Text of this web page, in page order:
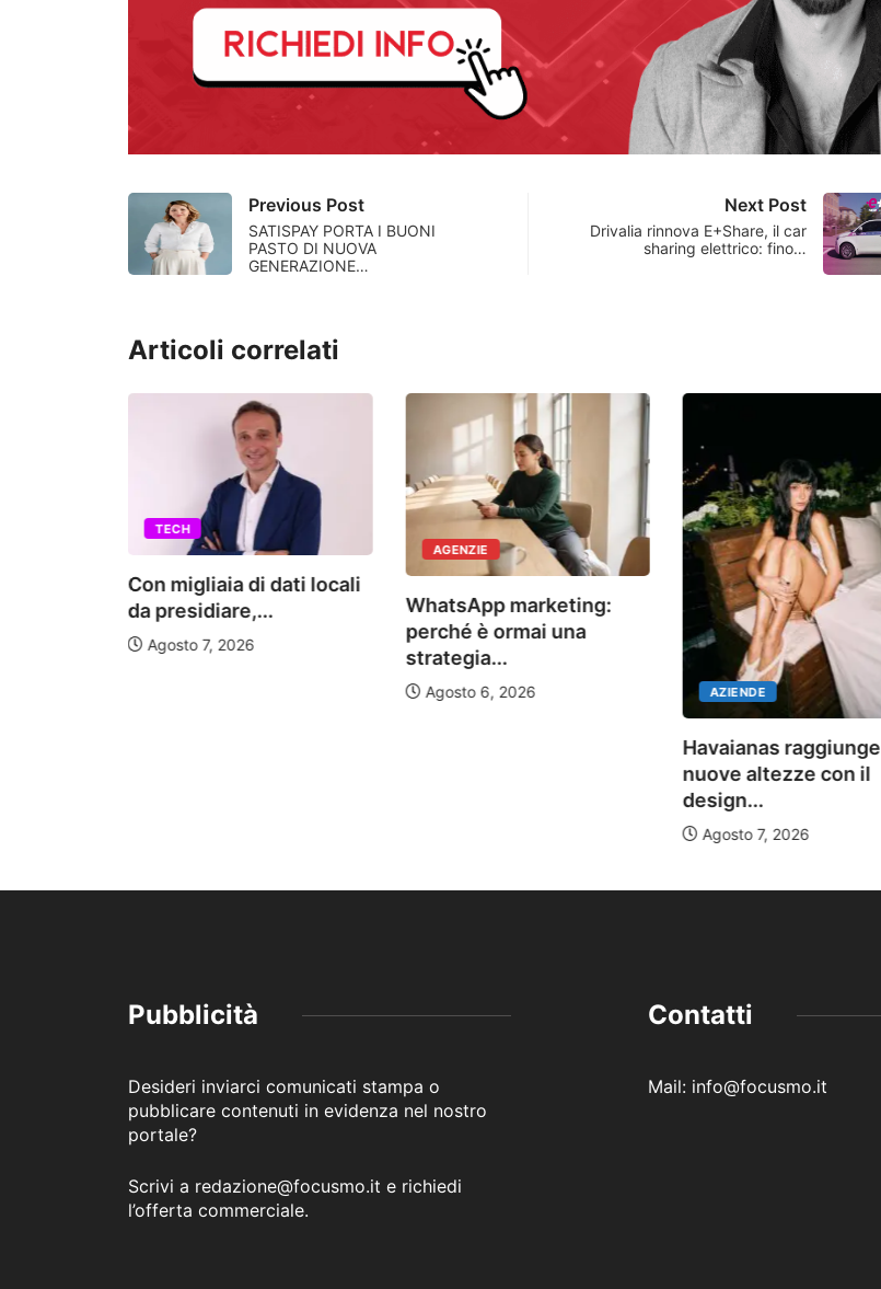
Previous Post
SATISPAY PORTA I BUONI
PASTO DI NUOVA
GENERAZIONE…
Next Post
Drivalia rinnova E+Share, il car
sharing elettrico: fino…
Articoli correlati
TECH
Con migliaia di dati locali
da presidiare,...
Agosto 7, 2026
AGENZIE
WhatsApp marketing:
perché è ormai una
strategia...
Agosto 6, 2026 AZIENDE
Havaianas raggiunge
nuove altezze con il
design...
Agosto 7, 2026
Pubblicità
Desideri inviarci comunicati stampa o
pubblicare contenuti in evidenza nel nostro
portale?
Scrivi a redazione@focusmo.it e richiedi
l’offerta commerciale.
Contatti
Mail: info@focusmo.it